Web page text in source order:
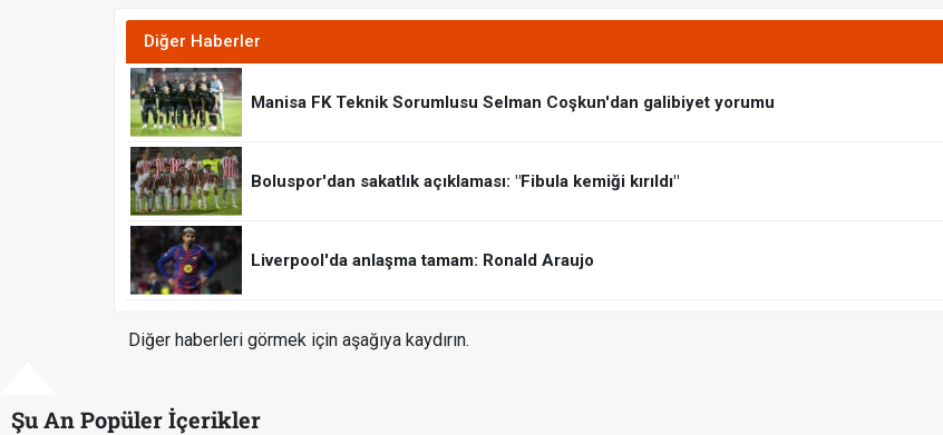
Diğer Haberler
Manisa FK Teknik Sorumlusu Selman Coşkun'dan galibiyet yorumu
Boluspor'dan sakatlık açıklaması: "Fibula kemiği kırıldı"
Liverpool'da anlaşma tamam: Ronald Araujo
Diğer haberleri görmek için aşağıya kaydırın.
Şu An Popüler İçerikler